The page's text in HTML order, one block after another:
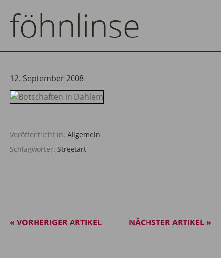
föhnlinse
12. September 2008
Veröffentlicht in: Allgemein
Schlagwörter: Streetart
NÄCHSTER ARTIKEL »
« VORHERIGER ARTIKEL